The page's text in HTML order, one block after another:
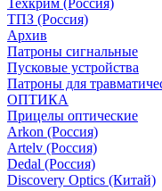
Техкрим (Россия)
ТПЗ (Россия)
Архив
Патроны сигнальные
Пусковые устройства
Патроны для
ОПТИКА
Прицелы оптические
Arkon (Россия)
Artelv (Россия)
Dedal (Россия)
Discovery Optics (Китай)